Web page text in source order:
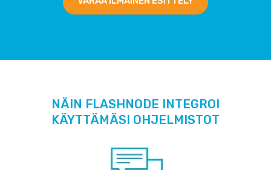
NÄIN FLASHNODE INTEGROI
KÄYTTÄMÄSI OHJELMISTOT